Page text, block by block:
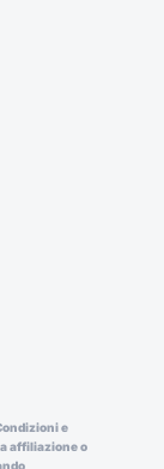
e
affiliazione o